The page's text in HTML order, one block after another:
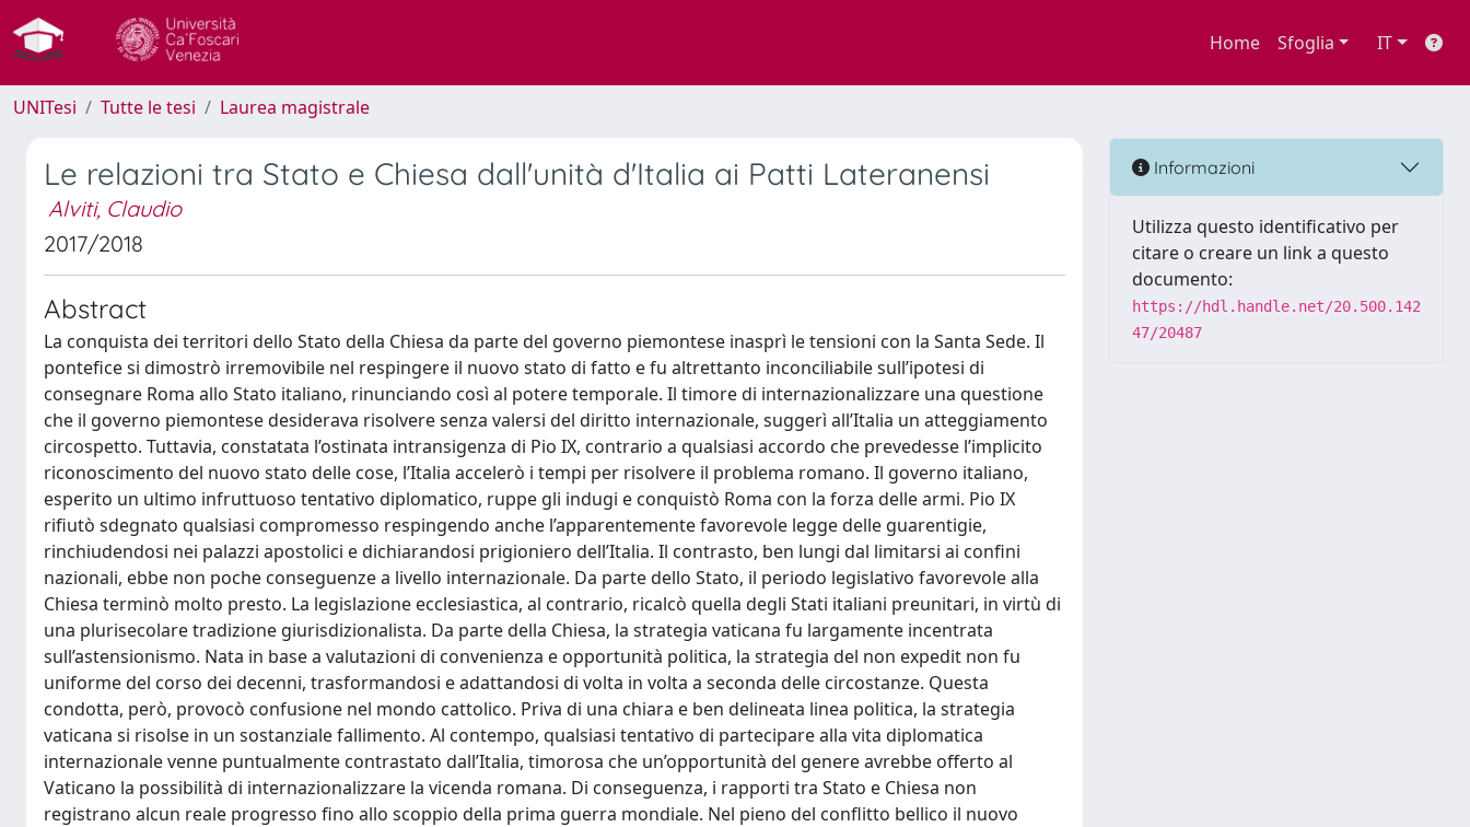
Home Sfoglia IT
UNITesi Tutte le tesi Laurea magistrale
Le relazioni tra Stato e Chiesa dall'unità d'Italia ai Patti Lateranensi
Alviti, Claudio
2017/2018
Abstract
La conquista dei territori dello Stato della Chiesa da parte del governo piemontese inasprì le tensioni con la Santa Sede. Il
pontefice si dimostrò irremovibile nel respingere il nuovo stato di fatto e fu altrettanto inconciliabile sull’ipotesi di
consegnare Roma allo Stato italiano, rinunciando così al potere temporale. Il timore di internazionalizzare una questione
che il governo piemontese desiderava risolvere senza valersi del diritto internazionale, suggerì all’Italia un atteggiamento
circospetto. Tuttavia, constatata l’ostinata intransigenza di Pio IX, contrario a qualsiasi accordo che prevedesse l’implicito
riconoscimento del nuovo stato delle cose, l’Italia accelerò i tempi per risolvere il problema romano. Il governo italiano,
esperito un ultimo infruttuoso tentativo diplomatico, ruppe gli indugi e conquistò Roma con la forza delle armi. Pio IX
rifiutò sdegnato qualsiasi compromesso respingendo anche l’apparentemente favorevole legge delle guarentigie,
rinchiudendosi nei palazzi apostolici e dichiarandosi prigioniero dell’Italia. Il contrasto, ben lungi dal limitarsi ai confini
nazionali, ebbe non poche conseguenze a livello internazionale. Da parte dello Stato, il periodo legislativo favorevole alla
Chiesa terminò molto presto. La legislazione ecclesiastica, al contrario, ricalcò quella degli Stati italiani preunitari, in virtù di
una plurisecolare tradizione giurisdizionalista. Da parte della Chiesa, la strategia vaticana fu largamente incentrata
sull’astensionismo. Nata in base a valutazioni di convenienza e opportunità politica, la strategia del non expedit non fu
uniforme del corso dei decenni, trasformandosi e adattandosi di volta in volta a seconda delle circostanze. Questa
condotta, però, provocò confusione nel mondo cattolico. Priva di una chiara e ben delineata linea politica, la strategia
vaticana si risolse in un sostanziale fallimento. Al contempo, qualsiasi tentativo di partecipare alla vita diplomatica
internazionale venne puntualmente contrastato dall’Italia, timorosa che un’opportunità del genere avrebbe offerto al
Vaticano la possibilità di internazionalizzare la vicenda romana. Di conseguenza, i rapporti tra Stato e Chiesa non
registrano alcun reale progresso fino allo scoppio della prima guerra mondiale. Nel pieno del conflitto bellico il nuovo
Informazioni
Utilizza questo identificativo per
citare o creare un link a questo
documento:
https://hdl.handle.net/20.500.142
47/20487